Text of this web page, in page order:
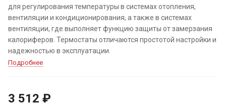
для регулирования температуры в системах отопления,
вентиляции и кондиционирования, а также в системах
вентиляции, где выполняет функцию защиты от замерзания
калориферов. Термостаты отличаются простотой настройки и
надежностью в эксплуатации.
Подробнее
3 512 ₽